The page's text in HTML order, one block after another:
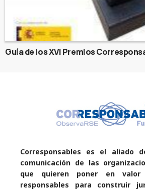
Guía de los XVI Premios
Corresponsables es el aliado
comunicación de las
que quieren poner en valor
responsables para construir